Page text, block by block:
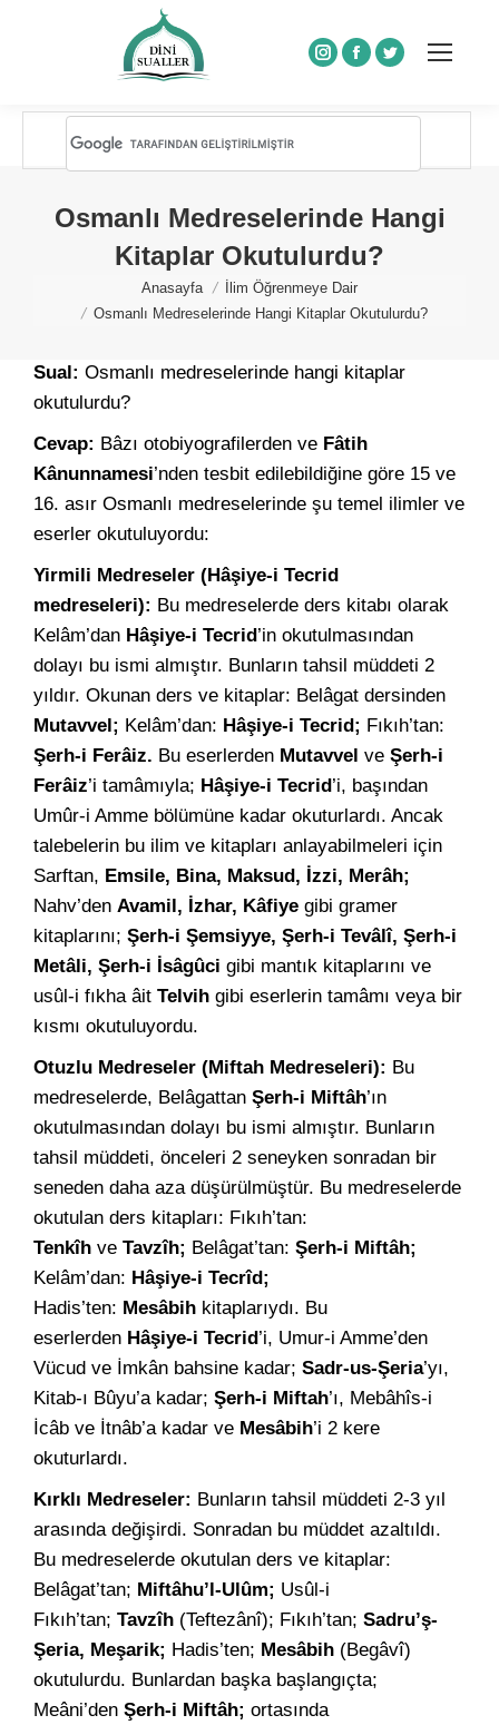
Instagram
Facebook
Twitter
Osmanlı Medreselerinde Hangi
Kitaplar Okutulurdu?
You are here:Anasayfa
İlim Öğrenmeye Dair
Osmanlı Medreselerinde Hangi Kitaplar Okutulurdu?
Sual: Osmanlı medreselerinde hangi kitaplar
okutulurdu?
Cevap: Bâzı otobiyografilerden ve Fâtih
Kânunnamesi’nden tesbit edilebildiğine göre 15 ve
16. asır Osmanlı medreselerinde şu temel ilimler ve
eserler okutuluyordu:
Yirmili Medreseler (Hâşiye-i Tecrid
medreseleri): Bu medreselerde ders kitabı olarak
Kelâm’dan Hâşiye-i Tecrid’in okutulmasından
dolayı bu ismi almıştır. Bunların tahsil müddeti 2
yıldır. Okunan ders ve kitaplar: Belâgat dersinden
Mutavvel; Kelâm’dan: Hâşiye-i Tecrid; Fıkıh’tan:
Şerh-i Ferâiz. Bu eserlerden Mutavvel ve Şerh-i
Ferâiz’i tamâmıyla; Hâşiye-i Tecrid’i, başından
Umûr-i Amme bölümüne kadar okuturlardı. Ancak
talebelerin bu ilim ve kitapları anlayabilmeleri için
Sarftan, Emsile, Bina, Maksud, İzzi, Merâh;
Nahv’den Avamil, İzhar, Kâfiye gibi gramer
kitaplarını; Şerh-i Şemsiyye, Şerh-i Tevâlî, Şerh-i
Metâli, Şerh-i İsâgûci gibi mantık kitaplarını ve
usûl-i fıkha âit Telvih gibi eserlerin tamâmı veya bir
kısmı okutuluyordu.
Otuzlu Medreseler (Miftah Medreseleri): Bu
medreselerde, Belâgattan Şerh-i Miftâh’ın
okutulmasından dolayı bu ismi almıştır. Bunların
tahsil müddeti, önceleri 2 seneyken sonradan bir
seneden daha aza düşürülmüştür. Bu medreselerde
okutulan ders kitapları: Fıkıh’tan:
Tenkîh ve Tavzîh; Belâgat’tan: Şerh-i Miftâh;
Kelâm’dan: Hâşiye-i Tecrîd;
Hadis’ten: Mesâbih kitaplarıydı. Bu
eserlerden Hâşiye-i Tecrid’i, Umur-i Amme’den
Vücud ve İmkân bahsine kadar; Sadr-us-Şeria’yı,
Kitab-ı Bûyu’a kadar; Şerh-i Miftah’ı, Mebâhîs-i
İcâb ve İtnâb’a kadar ve Mesâbih’i 2 kere
okuturlardı.
Kırklı Medreseler: Bunların tahsil müddeti 2-3 yıl
arasında değişirdi. Sonradan bu müddet azaltıldı.
Bu medreselerde okutulan ders ve kitaplar:
Belâgat’tan; Miftâhu’l-Ulûm; Usûl-i
Fıkıh’tan; Tavzîh (Teftezânî); Fıkıh’tan; Sadru’ş-
Şeria, Meşarik; Hadis’ten; Mesâbih (Begâvî)
okutulurdu. Bunlardan başka başlangıçta;
Meâni’den Şerh-i Miftâh; ortasında